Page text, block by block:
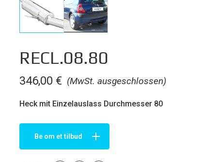
RECL.08.80
(MwSt. ausgeschlossen)
346,00 €
Heck mit Einzelauslass Durchmesser 80
Be om et tilbud